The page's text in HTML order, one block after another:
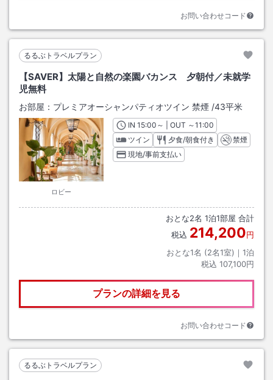
お問い合わせコード
るるぶトラベルプラン
【SAVER】太陽と自然の楽園バカンス 夕朝付／未就学
児無料
お部屋： プレミアオーシャンパティオツイン 禁煙 /43平米
ロビー
INチェックイン
15:00 ～ | OUT チェックアウト
～11:00
ツイン
夕食/朝食付き
禁煙
現地/事前支払い
おとな2名 1泊1部屋 合計
税込 214,200円
おとな1名 (2名1室)｜ 1泊
税込 107,100円
プランの詳細を見る
お問い合わせコード
るるぶトラベルプラン